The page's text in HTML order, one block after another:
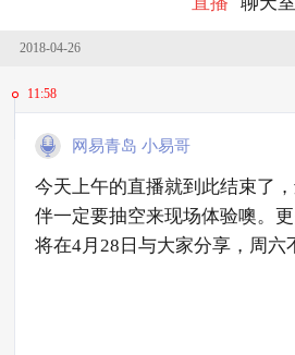
2018-04-26
11:58
网易青岛 小易哥
今天上午的直播就到此结束了
伴一定要抽空来现场体验噢。
将在4月28日与大家分享，周六